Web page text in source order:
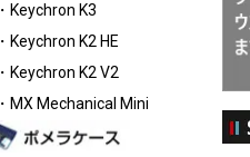
・Keychron K3
・Keychron K2 HE
・Keychron K2 V2
・MX Mechanical Mini